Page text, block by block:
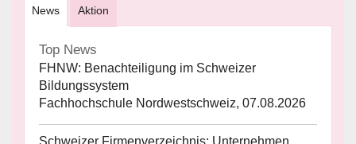
News Aktion
Top News
FHNW: Benachteiligung im Schweizer
Bildungssystem
Fachhochschule Nordwestschweiz, 07.08.2026
Schweizer Firmenverzeichnis: Unternehmen